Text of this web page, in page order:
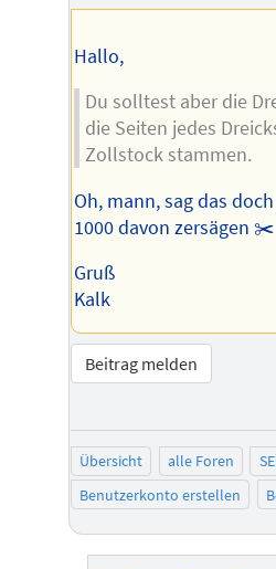
Hallo,
Du solltest aber die
die Seiten jedes
Zollstock stammen.
Oh, mann, sag das
1000 davon zersägen ✂️
Gruß
Kalk
Beitrag melden
Übersicht alle Foren
Benutzerkonto erstellen